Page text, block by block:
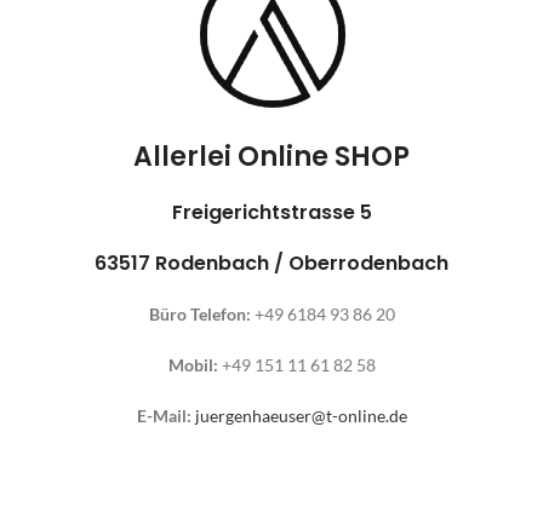
Allerlei Online SHOP
Freigerichtstrasse 5
63517 Rodenbach / Oberrodenbach
Büro Telefon: +49 6184 93 86 20
Mobil: +49 151 11 61 82 58
E-Mail: juergenhaeuser@t-online.de